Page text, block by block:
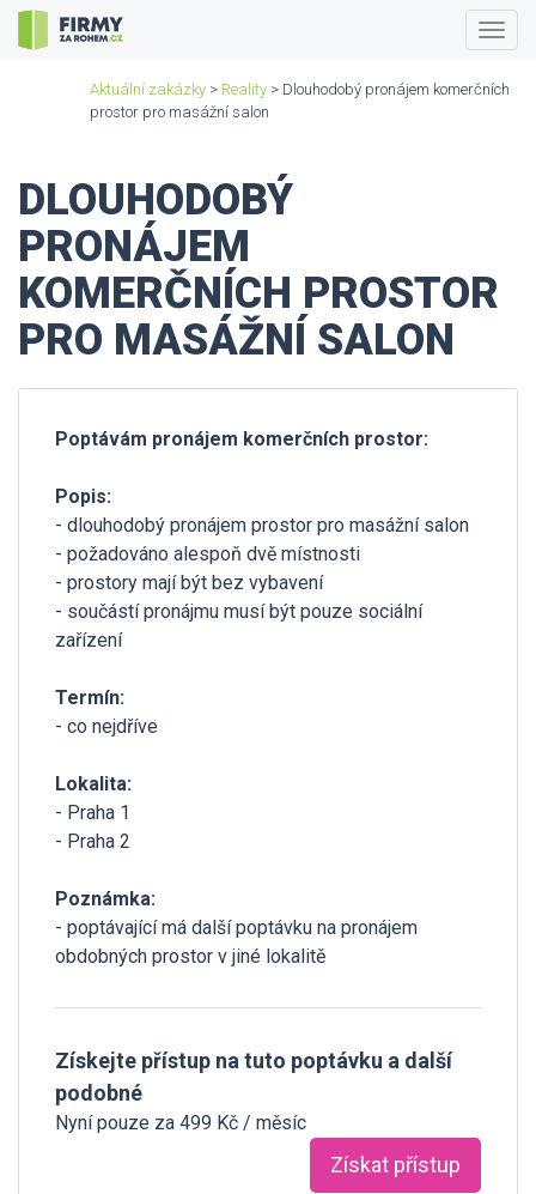
Aktuální zakázky > Reality > Dlouhodobý pronájem komerčních
prostor pro masážní salon
DLOUHODOBÝ
PRONÁJEM
KOMERČNÍCH PROSTOR
PRO MASÁŽNÍ SALON
Poptávám pronájem komerčních prostor:
Popis:
- dlouhodobý pronájem prostor pro masážní salon
- požadováno alespoň dvě místnosti
- prostory mají být bez vybavení
- součástí pronájmu musí být pouze sociální
zařízení
Termín:
- co nejdříve
Lokalita:
- Praha 1
- Praha 2
Poznámka:
- poptávající má další poptávku na pronájem
obdobných prostor v jiné lokalitě
Získejte přístup na tuto poptávku a další
podobné
Nyní pouze za 499 Kč / měsíc
Získat přístup